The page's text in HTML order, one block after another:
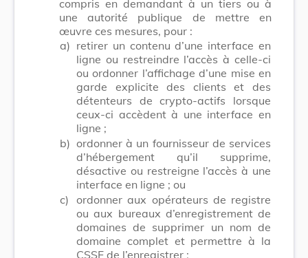
compris en demandant à un tiers ou à
une autorité publique de mettre en
œuvre ces mesures, pour :
a) retirer un contenu d’une interface en
ligne ou restreindre l’accès à celle-ci
ou ordonner l’affichage d’une mise en
garde explicite des clients et des
détenteurs de crypto-actifs lorsque
ceux-ci accèdent à une interface en
ligne ;
b) ordonner à un fournisseur de services
d’hébergement qu’il supprime,
désactive ou restreigne l’accès à une
interface en ligne ; ou
c) ordonner aux opérateurs de registre
ou aux bureaux d’enregistrement de
domaines de supprimer un nom de
domaine complet et permettre à la
CSSF de l’enregistrer ;